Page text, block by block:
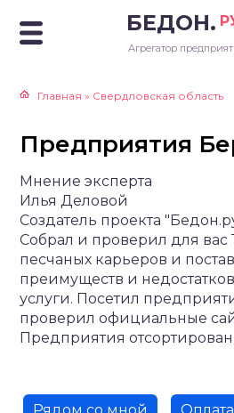
БЕДОН.
Агрегатор
Главная » Свердловская область
Предприятия
Мнение эксперта
Илья Деловой
Создатель проекта
Собрал и проверил для
песчаных карьеров и
преимуществ и
услуги. Посетил
проверил официальные
Предприятия